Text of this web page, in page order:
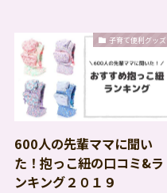
子育て便利グッズ
600人の先輩ママに聞い
た！抱っこ紐の口コミ&ラ
ンキング２０１９